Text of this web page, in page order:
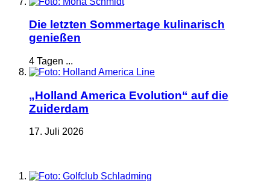
Die letzten Sommertage kulinarisch
genießen
4 Tagen ...
„Holland America Evolution“ auf die
Zuiderdam
17. Juli 2026